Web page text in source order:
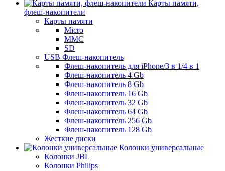
Карты памяти,
флеш-накопители
Карты памяти
Micro
MMC
SD
USB Флеш-накопитель
Флеш-накопитель для iPhone/3 в 1/4 в 1
Флеш-накопитель 4 Gb
Флеш-накопитель 8 Gb
Флеш-накопитель 16 Gb
Флеш-накопитель 32 Gb
Флеш-накопитель 64 Gb
Флеш-накопитель 256 Gb
Флеш-накопитель 128 Gb
Жесткие диски
Колонки универсальные
Колонки JBL
Колонки Philips